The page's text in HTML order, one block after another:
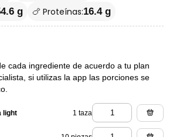
g 🍗 Proteínas:16.4 g
cada ingrediente de acuerdo a tu plan
si utilizas la app las porciones se
light 1 taza